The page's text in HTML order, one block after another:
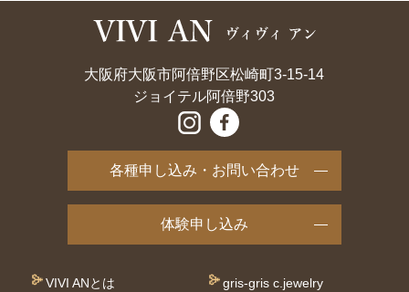
大阪府大阪市阿倍野区松崎町3-15-14
ジョイテル阿倍野303
各種申し込み・お問い合わせ
体験申し込み
VIVI ANとは gris-gris c.jewelry